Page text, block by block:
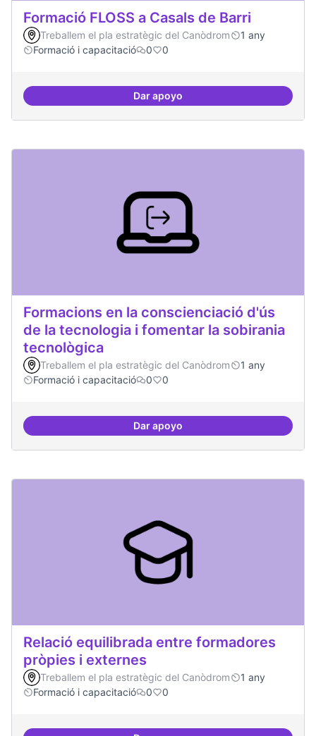
Formació FLOSS a Casals de Barri
Treballem el pla estratègic del Canòdrom
1 any
Formació i capacitació
0 0
Dar apoyoFormació FLOSS a Casals de
Formacions en la conscienciació d'ús
de la tecnologia i fomentar la sobirania
tecnològica
Treballem el pla estratègic del Canòdrom
1 any
Formació i capacitació
0 0
Dar apoyoFormacions en la
Relació equilibrada entre formadores
pròpies i externes
Treballem el pla estratègic del Canòdrom
1 any
Formació i capacitació
0 0